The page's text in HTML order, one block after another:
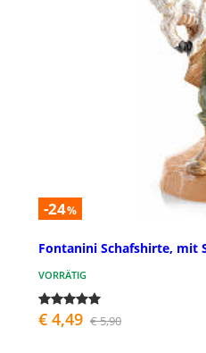
-24%
Fontanini Schafshirte, mit
VORRÄTIG
€ 4,49 € 5,90